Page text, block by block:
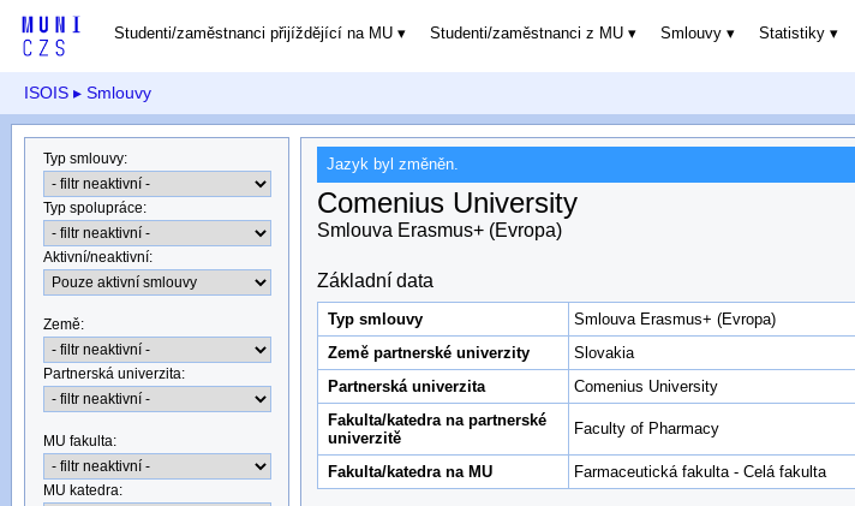
Studenti/zaměstnanci přijíždějící na MU Studenti/zaměstnanci z MU Smlouvy Statistiky
ISOIS ▸ Smlouvy
Typ smlouvy:
Typ spolupráce:
Aktivní/neaktivní:
Země:
Partnerská univerzita:
MU fakulta:
MU katedra:
Jazyk byl změněn.
Comenius University
Smlouva Erasmus+ (Evropa)
Základní data
Typ smlouvy
Smlouva Erasmus+ (Evropa)
Země partnerské univerzity
Slovakia
Partnerská univerzita
Comenius University
Fakulta/katedra na partnerské
univerzitě
Faculty of Pharmacy
Fakulta/katedra na MU Farmaceutická fakulta - Celá fakulta